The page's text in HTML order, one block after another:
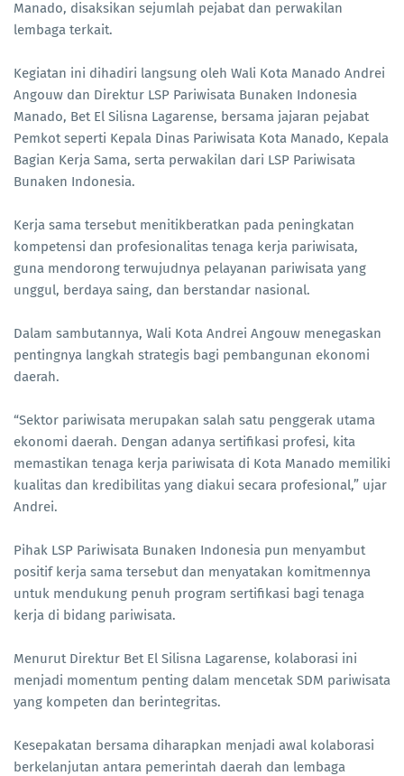
Manado, disaksikan sejumlah pejabat dan perwakilan
lembaga terkait.
Kegiatan ini dihadiri langsung oleh Wali Kota Manado Andrei
Angouw dan Direktur LSP Pariwisata Bunaken Indonesia
Manado, Bet El Silisna Lagarense, bersama jajaran pejabat
Pemkot seperti Kepala Dinas Pariwisata Kota Manado, Kepala
Bagian Kerja Sama, serta perwakilan dari LSP Pariwisata
Bunaken Indonesia.
Kerja sama tersebut menitikberatkan pada peningkatan
kompetensi dan profesionalitas tenaga kerja pariwisata,
guna mendorong terwujudnya pelayanan pariwisata yang
unggul, berdaya saing, dan berstandar nasional.
Dalam sambutannya, Wali Kota Andrei Angouw menegaskan
pentingnya langkah strategis bagi pembangunan ekonomi
daerah.
“Sektor pariwisata merupakan salah satu penggerak utama
ekonomi daerah. Dengan adanya sertifikasi profesi, kita
memastikan tenaga kerja pariwisata di Kota Manado memiliki
kualitas dan kredibilitas yang diakui secara profesional,” ujar
Andrei.
Pihak LSP Pariwisata Bunaken Indonesia pun menyambut
positif kerja sama tersebut dan menyatakan komitmennya
untuk mendukung penuh program sertifikasi bagi tenaga
kerja di bidang pariwisata.
Menurut Direktur Bet El Silisna Lagarense, kolaborasi ini
menjadi momentum penting dalam mencetak SDM pariwisata
yang kompeten dan berintegritas.
Kesepakatan bersama diharapkan menjadi awal kolaborasi
berkelanjutan antara pemerintah daerah dan lembaga